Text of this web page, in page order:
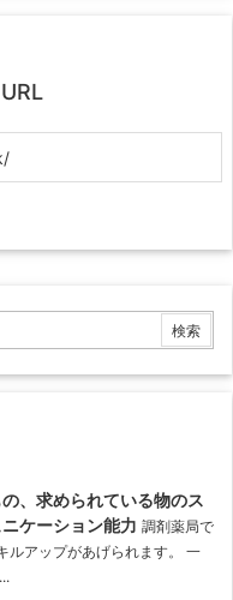
、求められている物のス
ケーション能力 調剤薬局で
ルアップがあげられます。 一